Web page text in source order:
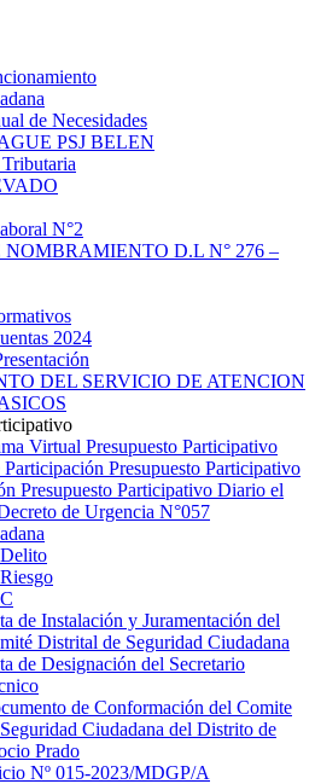
de Necesidades
PSJ BELEN
N°2
NOMBRAMIENTO D.L N° 276 –
2024
DEL SERVICIO DE ATENCION
Virtual Presupuesto Participativo
Presupuesto Participativo
Presupuesto Participativo Diario el
de Urgencia N°057
de Instalación y Juramentación del
Distrital de Seguridad Ciudadana
de Designación del Secretario
de Conformación del Comite
Ciudadana del Distrito de
Prado
Nº 015-2023/MDGP/A